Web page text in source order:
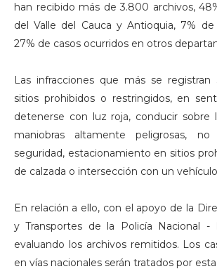
han recibido más de 3.800 archivos,
del Valle del Cauca y Antioquia, 7%
27% de casos ocurridos en otros
Las infracciones que más se registran
sitios prohibidos o restringidos, en
detenerse con luz roja, conducir sobre
maniobras altamente peligrosas,
seguridad, estacionamiento en sitios
de calzada o intersección con un
En relación a ello, con el apoyo de la
y Transportes de la Policía Nacional -
evaluando los archivos remitidos. Los
en vías nacionales serán tratados por